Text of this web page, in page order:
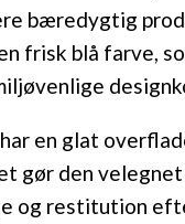
bæredygtig
frisk blå farve,
en glat
gør den
og restitution